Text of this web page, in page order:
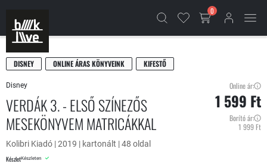
0
DISNEY ONLINE ÁRAS KÖNYVEINK KIFESTŐ
Disney
VERDÁK 3. - ELSŐ SZÍNEZŐS
MESEKÖNYVEM MATRICÁKKAL
Kolibri Kiadó | 2019 | kartonált | 48 oldal
KészletKészleten
Online ár:
1 599 Ft
Borító ár:
1 999 Ft